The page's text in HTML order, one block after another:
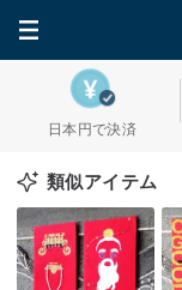
日本円で決済
類似アイテム